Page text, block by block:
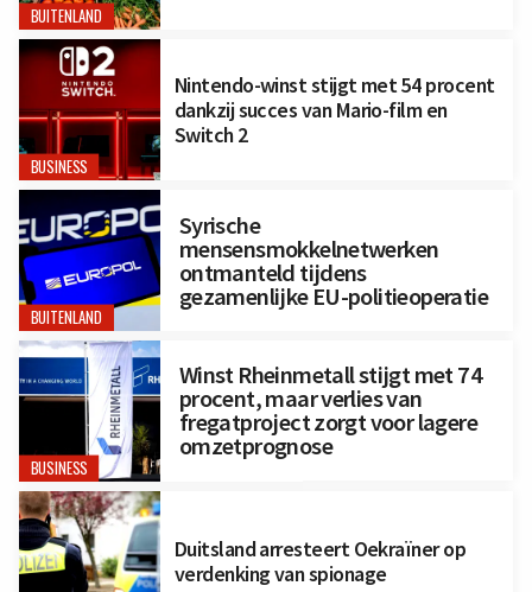
BUITENLAND
BUSINESS
Nintendo-winst stijgt met 54 procent
dankzij succes van Mario-film en
Switch 2
BUITENLAND
Syrische
mensensmokkelnetwerken
ontmanteld tijdens
gezamenlijke EU-politieoperatie
BUSINESS
Winst Rheinmetall stijgt met 74
procent, maar verlies van
fregatproject zorgt voor lagere
omzetprognose
Duitsland arresteert Oekraïner op
verdenking van spionage